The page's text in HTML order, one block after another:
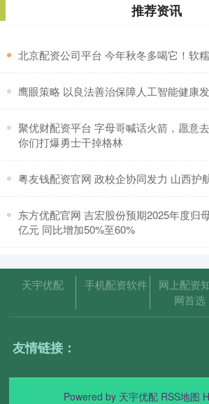
推荐资讯
北京配资公司平台 今年秋冬多喝它！软
鹰眼策略 以良法善治保障人工智能健康
聚优财配资平台 字母哥喊话火箭，愿意
你们打爆勇士干掉格林
粤友钱配资官网 政校企协同发力 山西护
东方优配官网 吉宏股份预期2025年度归
亿元 同比增加50%至60%
天宇优配 手机配资软件
网上配资
网首选
友情链接：
Powered by 天宇优配 RSS地图